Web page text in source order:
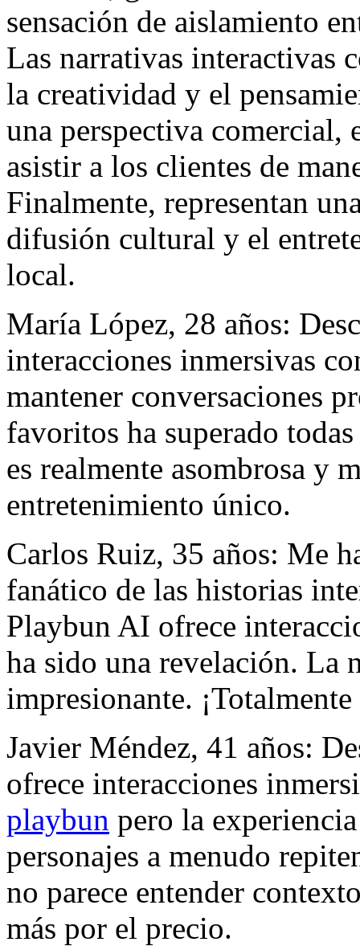
sensación de aislamiento
Las narrativas interactivas
la creatividad y el
una perspectiva comercial,
asistir a los clientes de
Finalmente, representan
difusión cultural y el
local.
María López, 28 años:
interacciones inmersivas
mantener conversaciones
favoritos ha superado
es realmente asombrosa y
entretenimiento único.
Carlos Ruiz, 35 años: Me
fanático de las historias
Playbun AI ofrece
ha sido una revelación. La
impresionante.
Javier Méndez, 41 años:
ofrece interacciones
playbun pero la
personajes a menudo
no parece entender
más por el precio.